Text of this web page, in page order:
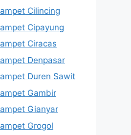
Cilincing
Cipayung
Ciracas
Denpasar
Duren Sawit
Gambir
Gianyar
Grogol